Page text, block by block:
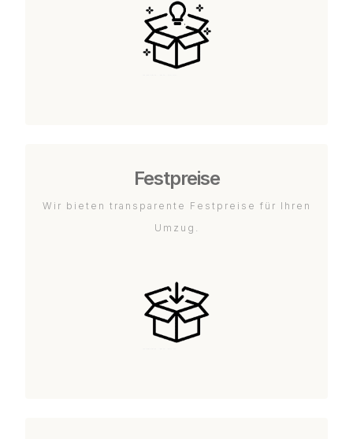
Festpreise
Wir bieten transparente Festpreise für Ihren
Umzug.